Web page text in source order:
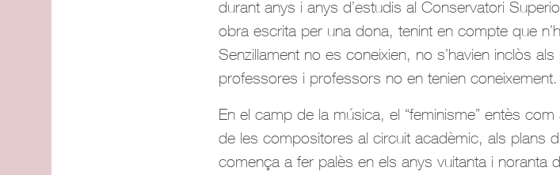
durant anys i anys d’estudis al Conservatori
obra escrita per una dona, tenint en compte que
Senzillament no es coneixien, no s’havien inclòs
professores i professors no en tenien coneixement.
En el camp de la música, el “feminisme” entès
de les compositores al circuit acadèmic, als plans
comença a fer palès en els anys vuitanta i noranta